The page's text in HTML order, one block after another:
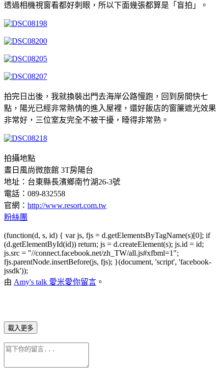
透過相機視窗看都好刺眼，所以下面幾張都算是「盲拍」。
拍完日出後，我就換裝出門去海岸公路慢跑，回到房間快七
點，陽光已經非常熱情的進入屋裡，還好飯店的窗簾遮光效果
非常好，三位室友完全不被干擾，睡得非常熟。
拍攝地點
晝日風尚微旅館 3T房陽台
地址：台東縣長濱鄉南竹湖26-3號
電話：089-832558
官網： http://www.resort.com.tw
粉絲團
(function(d, s, id) { var js, fjs = d.getElementsByTagName(s)[0]; if
(d.getElementById(id)) return; js = d.createElement(s); js.id = id;
js.src = "//connect.facebook.net/zh_TW/all.js#xfbml=1";
fjs.parentNode.insertBefore(js, fjs); }(document, 'script', 'facebook-
jssdk'));
由 Amy's talk 愛米愛你留言 。
載入更多